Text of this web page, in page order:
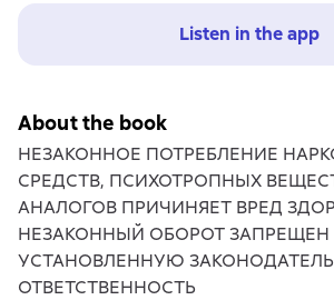
Listen in the app
About the book
НЕЗАКОННОЕ ПОТРЕБЛЕНИЕ
СРЕДСТВ, ПСИХОТРОПНЫХ
АНАЛОГОВ ПРИЧИНЯЕТ ВРЕД
НЕЗАКОННЫЙ ОБОРОТ ЗАПРЕЩЕН
УСТАНОВЛЕННУЮ
ОТВЕТСТВЕННОСТЬ